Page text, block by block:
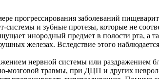
прогрессирования заболеваний
и зубные протезы, которые не
инородный предмет в полости рта, а
железах. Вследствие этого
нервной системы или раздражением
мозговой травмы, при ДЦП и других